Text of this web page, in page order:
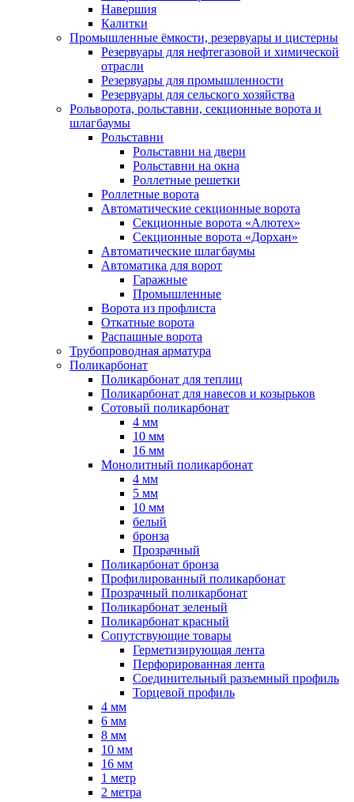
Навершия
Калитки
Промышленные ёмкости, резервуары и цистерны
Резервуары для нефтегазовой и химической
отрасли
Резервуары для промышленности
Резервуары для сельского хозяйства
Рольворота, рольставни, секционные ворота и
шлагбаумы
Рольставни
Рольставни на двери
Рольставни на окна
Роллетные решетки
Роллетные ворота
Автоматические секционные ворота
Секционные ворота «Алютех»
Секционные ворота «Дорхан»
Автоматические шлагбаумы
Автоматика для ворот
Гаражные
Промышленные
Ворота из профлиста
Откатные ворота
Распашные ворота
Трубопроводная арматура
Поликарбонат
Поликарбонат для теплиц
Поликарбонат для навесов и козырьков
Сотовый поликарбонат
4 мм
10 мм
16 мм
Монолитный поликарбонат
4 мм
5 мм
10 мм
белый
бронза
Прозрачный
Поликарбонат бронза
Профилированный поликарбонат
Прозрачный поликарбонат
Поликарбонат зеленый
Поликарбонат красный
Сопутствующие товары
Герметизирующая лента
Перфорированная лента
Соединительный разъемный профиль
Торцевой профиль
4 мм
6 мм
8 мм
10 мм
16 мм
1 метр
2 метра